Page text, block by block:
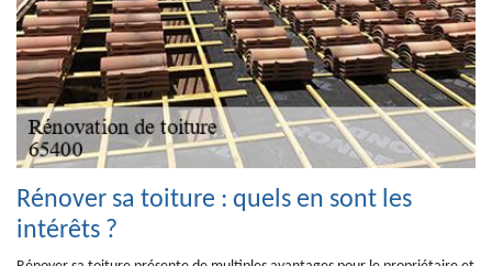
Rénover sa toiture : quels en sont les
intérêts ?